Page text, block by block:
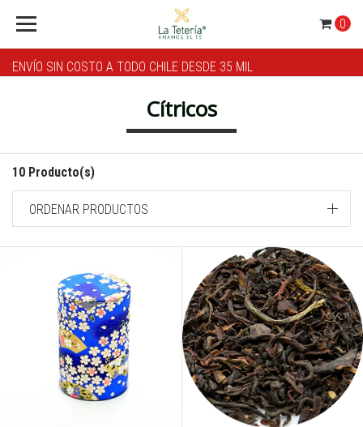
ENVÍO SIN COSTO A TODO CHILE DESDE 35 MIL
0
Cítricos
10 Producto(s)
ORDENAR PRODUCTOS